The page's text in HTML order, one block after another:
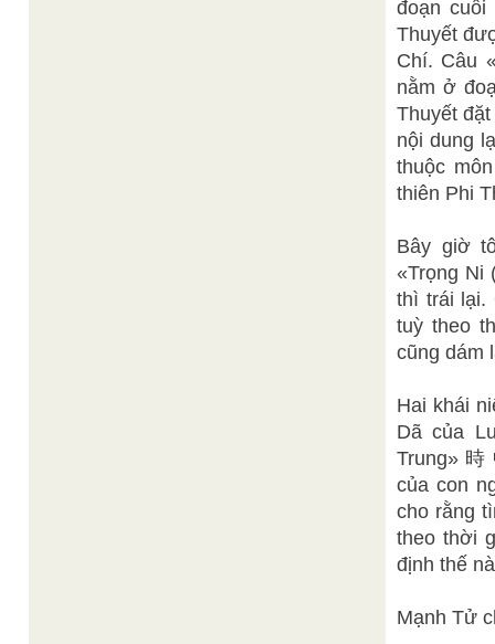
đoạn
Thuyết
Chí. Câu
nằm ở
Thuyết
nội dung
thuộc
thiên Phi
Bây giờ
«Trọng Ni
thì trái lại.
tuỳ theo
cũng dám
Hai khái
Dã của
Trung» 時
của con
cho rằng
theo thời
định thế
Mạnh Tử